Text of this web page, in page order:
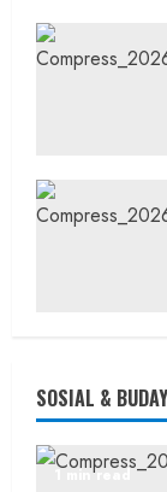
SOSIAL &
1 min read